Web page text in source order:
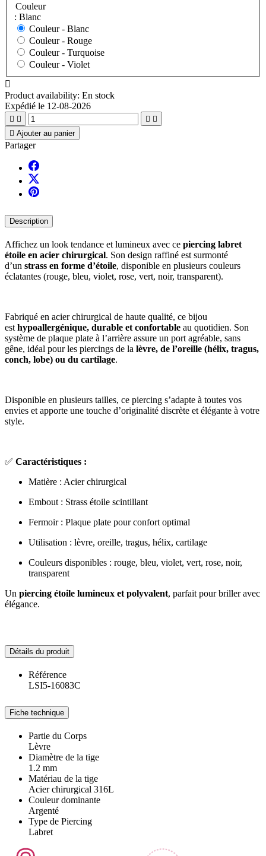
Couleur
: Blanc
Couleur - Blanc
Couleur - Rouge
Couleur - Turquoise
Couleur - Violet

Product availability: En stock
Expédié le 12-08-2026
   
 Ajouter au panier
Partager
Description
Affichez un look tendance et lumineux avec ce piercing labret
étoile en acier chirurgical. Son design raffiné est surmonté
d’un strass en forme d’étoile, disponible en plusieurs couleurs
éclatantes (rouge, bleu, violet, rose, vert, noir, transparent).
Fabriqué en acier chirurgical de haute qualité, ce bijou
est hypoallergénique, durable et confortable au quotidien. Son
système de plaque plate à l’arrière assure un port agréable, sans
gêne, idéal pour les piercings de la lèvre, de l’oreille (hélix, tragus,
conch, lobe) ou du cartilage.
Disponible en plusieurs tailles, ce piercing s’adapte à toutes vos
envies et apporte une touche d’originalité discrète et élégante à votre
style.
✅ Caractéristiques :
Matière : Acier chirurgical
Embout : Strass étoile scintillant
Fermoir : Plaque plate pour confort optimal
Utilisation : lèvre, oreille, tragus, hélix, cartilage
Couleurs disponibles : rouge, bleu, violet, vert, rose, noir,
transparent
Un piercing étoile lumineux et polyvalent, parfait pour briller avec
élégance.
Détails du produit
Référence
LSI5-16083C
Fiche technique
Partie du Corps
Lèvre
Diamètre de la tige
1.2 mm
Matériau de la tige
Acier chirurgical 316L
Couleur dominante
Argenté
Type de Piercing
Labret